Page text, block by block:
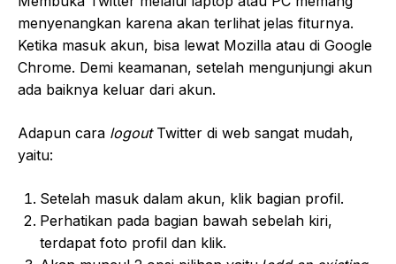
menyenangkan karena akan terlihat jelas fiturnya.
Ketika masuk akun, bisa lewat Mozilla atau di Google
Chrome. Demi keamanan, setelah mengunjungi akun
ada baiknya keluar dari akun.
Adapun cara logoutTwitter di web sangat mudah,
yaitu:
Setelah masuk dalam akun, klik bagian profil.
Perhatikan pada bagian bawah sebelah kiri,
terdapat foto profil dan klik.